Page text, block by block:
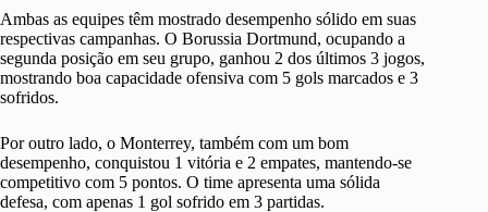
Ambas as equipes têm mostrado desempenho sólido em suas
respectivas campanhas. O Borussia Dortmund, ocupando a
segunda posição em seu grupo, ganhou 2 dos últimos 3 jogos,
mostrando boa capacidade ofensiva com 5 gols marcados e 3
sofridos.
Por outro lado, o Monterrey, também com um bom
desempenho, conquistou 1 vitória e 2 empates, mantendo-se
competitivo com 5 pontos. O time apresenta uma sólida
defesa, com apenas 1 gol sofrido em 3 partidas.